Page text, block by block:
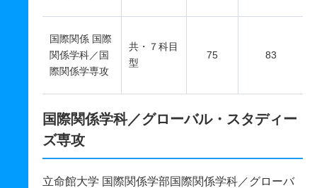
国際関係 国際
関係学科／国
際関係学専攻
共・７科目
型
75 83
国際関係学科／グローバル・スタディー
ズ専攻
立命館大学 国際関係学部国際関係学科／グローバ